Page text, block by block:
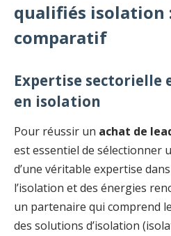
qualifiés isolation
comparatif
Expertise sectorielle
en isolation
Pour réussir un achat de
est essentiel de sélectionner
d’une véritable expertise
l’isolation et des énergies
un partenaire qui comprend
des solutions d’isolation